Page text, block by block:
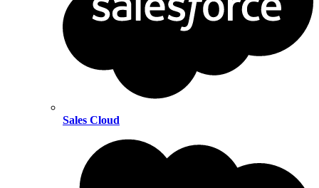
Sales Cloud